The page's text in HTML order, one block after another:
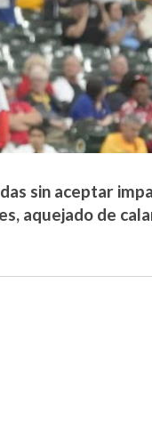
sin aceptar
aquejado de